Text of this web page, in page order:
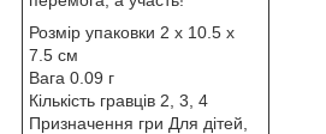
Розмір упаковки 2 x 10.5 x
7.5 см
Вага 0.09 г
Кількість гравців 2, 3, 4
Призначення гри Для дітей,